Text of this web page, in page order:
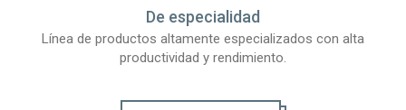
De especialidad
Línea de productos altamente especializados con alta
productividad y rendimiento.